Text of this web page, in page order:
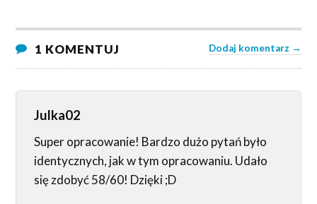
1 KOMENTUJ Dodaj komentarz →
Julka02
Super opracowanie! Bardzo dużo pytań było
identycznych, jak w tym opracowaniu. Udało
się zdobyć 58/60! Dzięki ;D